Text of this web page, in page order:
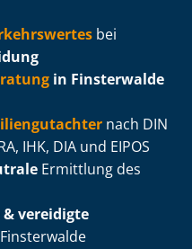
bei
in Finsterwalde
nach DIN
IHK, DIA und EIPOS
Ermittlung des
vereidigte